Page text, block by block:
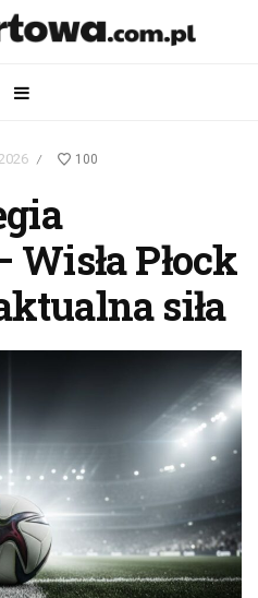
/ 100
Płock
siła